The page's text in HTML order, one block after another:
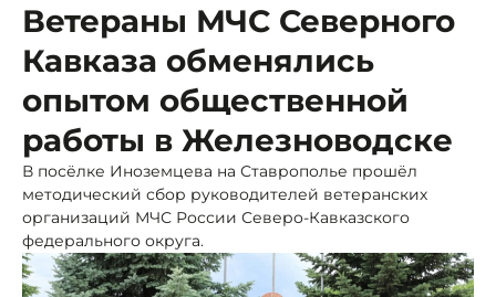
Ветераны МЧС Северного
Кавказа обменялись
опытом общественной
работы в Железноводске
В посёлке Иноземцева на Ставрополье прошёл
методический сбор руководителей ветеранских
организаций МЧС России Северо-Кавказского
федерального округа.